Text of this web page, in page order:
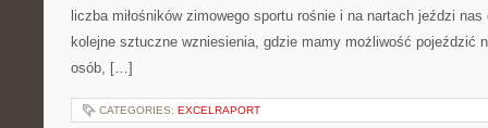
liczba miłośników zimowego sportu rośnie i na nartach jeździ
kolejne sztuczne wzniesienia, gdzie mamy możliwość pojeździć
osób, […]
CATEGORIES: EXCELRAPORT